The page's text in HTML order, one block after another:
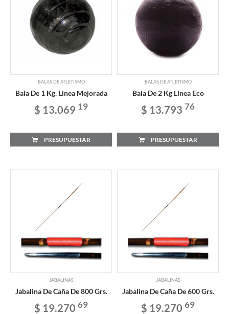
BALAS DE ATLETISMO
Bala De 1 Kg. Linea Mejorada
$ 13.069 19
PRESUPUESTAR
BALAS DE ATLETISMO
Bala De 2 Kg Linea Eco
$ 13.793 76
PRESUPUESTAR
JABALINAS
Jabalina De Caña De 800 Grs.
$ 19.270 69
JABALINAS
Jabalina De Caña De 600 Grs.
$ 19.270 69